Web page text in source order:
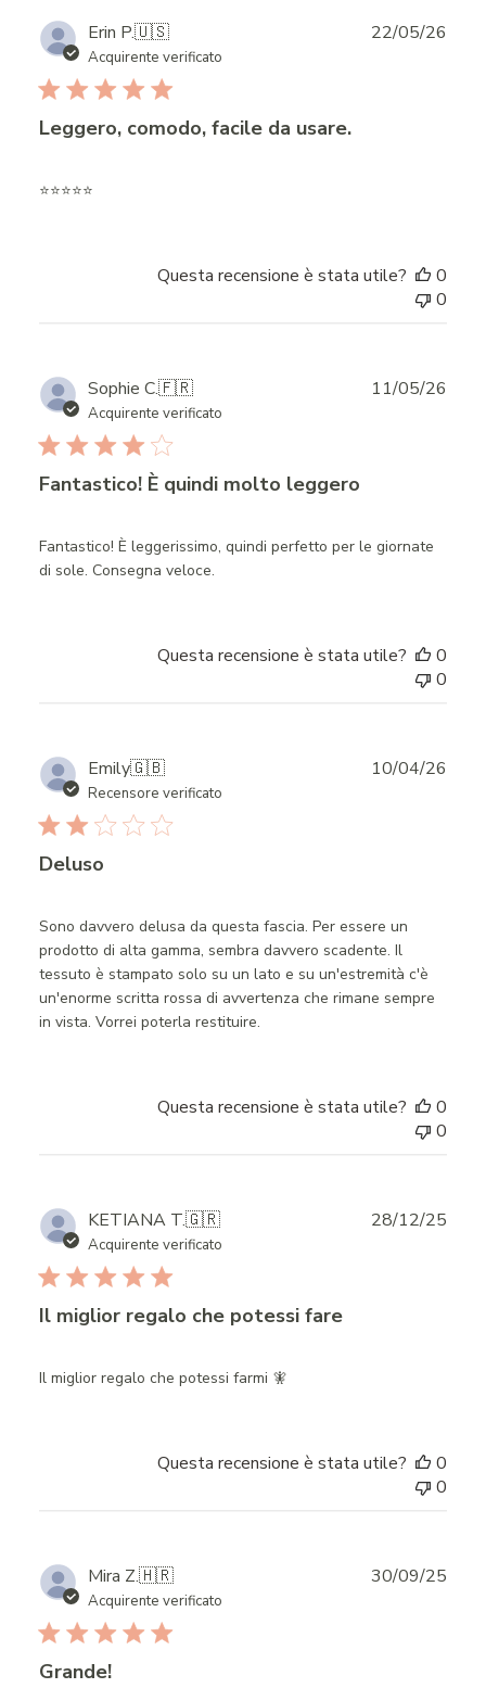
Erin P.🇺🇸
Acquirente verificato
Leggero, comodo, facile da usare.
⭐️⭐️⭐️⭐️⭐️
22/05/26
Questa recensione è stata utile?
0
0
Sophie C.🇫🇷
Acquirente verificato
Fantastico! È quindi molto leggero
Fantastico! È leggerissimo, quindi perfetto per le giornate
di sole. Consegna veloce.
11/05/26
Questa recensione è stata utile?
0
0
Emily🇬🇧
Recensore verificato
Deluso
Sono davvero delusa da questa fascia. Per essere un
prodotto di alta gamma, sembra davvero scadente. Il
tessuto è stampato solo su un lato e su un'estremità c'è
un'enorme scritta rossa di avvertenza che rimane sempre
in vista. Vorrei poterla restituire.
10/04/26
Questa recensione è stata utile?
0
0
KETIANA T.🇬🇷
Acquirente verificato
Il miglior regalo che potessi fare
Il miglior regalo che potessi farmi 🧚
28/12/25
Questa recensione è stata utile?
0
0
Mira Z.🇭🇷
Acquirente verificato
Grande!
30/09/25